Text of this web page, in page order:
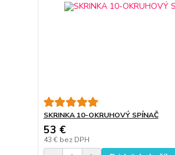
SKRINKA 10-OKRUHOVÝ SPÍNAČ
53 €
43 € bez DPH